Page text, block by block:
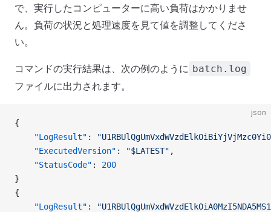
で、実行したコンピューターに高い負荷はかかりませ
ん。負荷の状況と処理速度を見て値を調整してくださ
い。
コマンドの実行結果は、次の例のように batch.log
ファイルに出力されます。
json
{
    "LogResult"
:
    "ExecutedVersion"
: "$LATEST" ,
    "StatusCode"
: 200
}
{
    "LogResult"
: